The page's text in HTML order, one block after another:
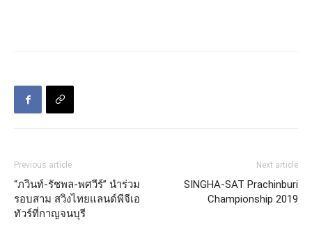
Previous article
“ภวินท์-รัชพล-พศวีร์” นำร่วม
รอบสาม สวิงไทยแลนด์พีจีเอ
ทัวร์ที่กาญจนบุรี
Next article
SINGHA-SAT Prachinburi
Championship 2019